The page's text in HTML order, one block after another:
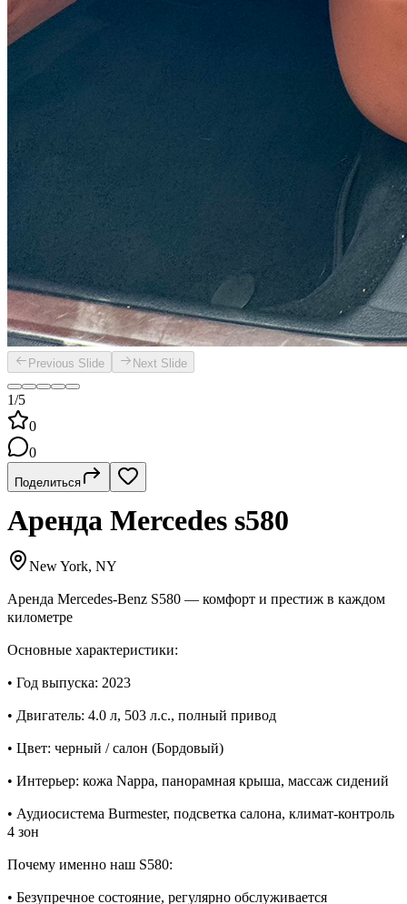
Previous Slide Next Slide
1/5
0
0
Поделиться
Аренда Mercedes s580
New York, NY
Аренда Mercedes-Benz S580 — комфорт и престиж в каждом
километре
Основные характеристики:
• Год выпуска: 2023
• Двигатель: 4.0 л, 503 л.с., полный привод
• Цвет: черный / салон (Бордовый)
• Интерьер: кожа Nappa, панорамная крыша, массаж сидений
• Аудиосистема Burmester, подсветка салона, климат-контроль
4 зон
Почему именно наш S580:
• Безупречное состояние, регулярно обслуживается